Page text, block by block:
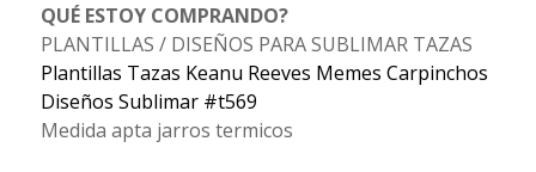
QUÉ ESTOY COMPRANDO?
PLANTILLAS / DISEÑOS PARA SUBLIMAR TAZAS
Plantillas Tazas Keanu Reeves Memes Carpinchos
Diseños Sublimar #t569
Medida apta jarros termicos